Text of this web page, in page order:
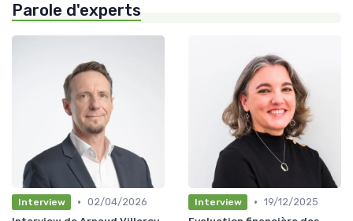
Parole d'experts
Interview • 02/04/2026
Interview • 19/12/2025